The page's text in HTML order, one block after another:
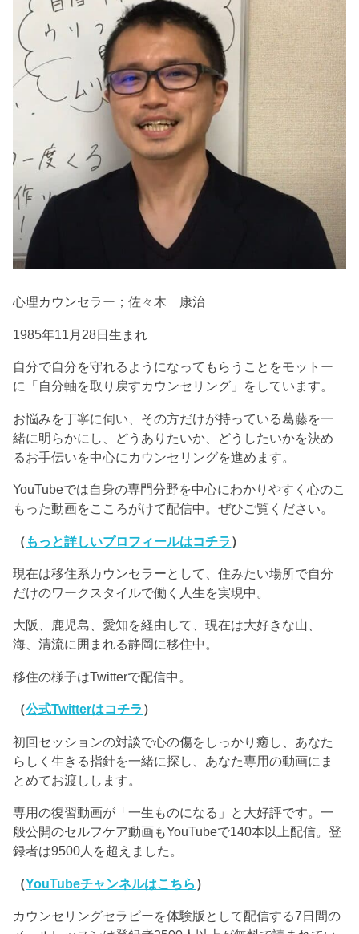
心理カウンセラー；佐々木 康治
1985年11月28日生まれ
自分で自分を守れるようになってもらうことをモットー
に「自分軸を取り戻すカウンセリング」をしています。
お悩みを丁寧に伺い、その方だけが持っている葛藤を一
緒に明らかにし、どうありたいか、どうしたいかを決め
るお手伝いを中心にカウンセリングを進めます。
YouTubeでは自身の専門分野を中心にわかりやすく心のこ
もった動画をこころがけて配信中。ぜひご覧ください。
（ もっと詳しいプロフィールはコチラ ）
現在は移住系カウンセラーとして、住みたい場所で自分
だけのワークスタイルで働く人生を実現中。
大阪、鹿児島、愛知を経由して、現在は大好きな山、
海、清流に囲まれる静岡に移住中。
移住の様子はTwitterで配信中。
（公式Twitterはコチラ ）
初回セッションの対談で心の傷をしっかり癒し、あなた
らしく生きる指針を一緒に探し、あなた専用の動画にま
とめてお渡しします。
専用の復習動画が「一生ものになる」と大好評です。一
般公開のセルフケア動画もYouTubeで140本以上配信。登
録者は9500人を超えました。
（YouTubeチャンネルはこちら ）
カウンセリングセラピーを体験版として配信する7日間の